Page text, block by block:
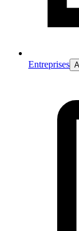
Entreprises